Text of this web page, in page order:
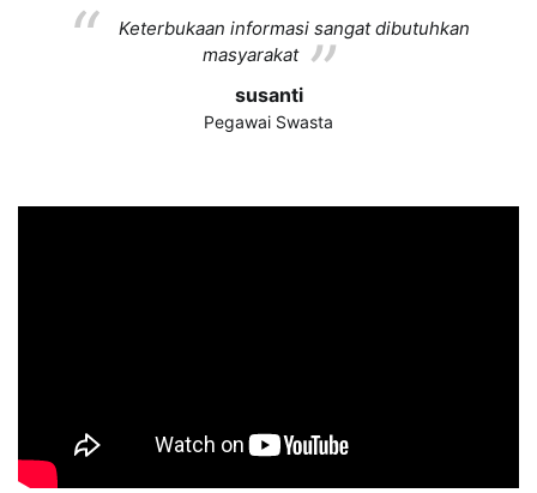
Keterbukaan informasi sangat dibutuhkan
masyarakat
susanti
Pegawai Swasta